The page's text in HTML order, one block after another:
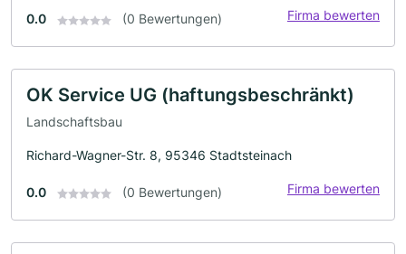
0.0 (0 Bewertungen) Firma bewerten
OK Service UG (haftungsbeschränkt)
Landschaftsbau
Richard-Wagner-Str. 8, 95346 Stadtsteinach
0.0 (0 Bewertungen) Firma bewerten